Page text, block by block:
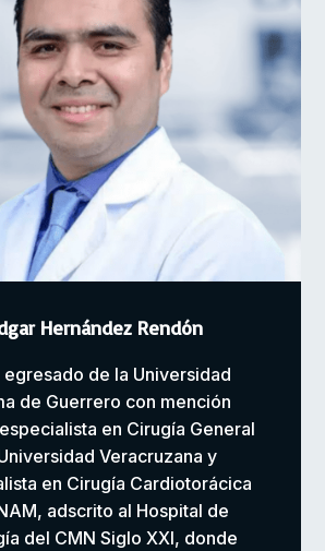
Hernández Rendón
egresado de la Universidad
de Guerrero con mención
en Cirugía General
Veracruzana y
en Cirugía Cardiotorácica
adscrito al Hospital de
del CMN Siglo XXI, donde